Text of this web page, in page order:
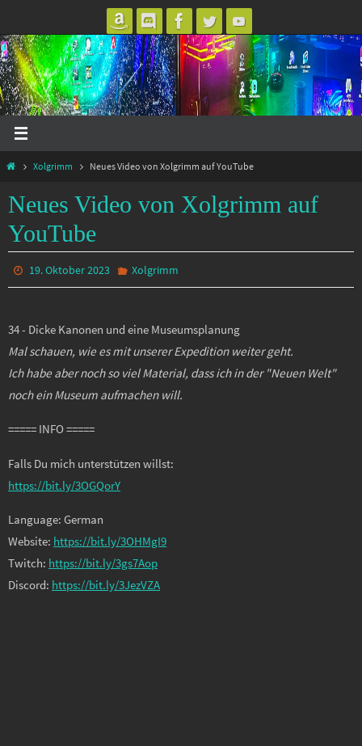
Inhalt
springen
StartXolgrimm Neues Video von Xolgrimm auf YouTube
Neues Video von Xolgrimm auf
YouTube
19. Oktober 2023 Xolgrimm
34 - Dicke Kanonen und eine Museumsplanung
Mal schauen, wie es mit unserer Expedition weiter geht.
Ich habe aber noch so viel Material, dass ich in der "Neuen Welt"
noch ein Museum aufmachen will.
===== INFO =====
Falls Du mich unterstützen willst:
https://bit.ly/3OGQorY
Language: German
Website: https://bit.ly/3OHMgI9
Twitch: https://bit.ly/3gs7Aop
Discord: https://bit.ly/3JezVZA